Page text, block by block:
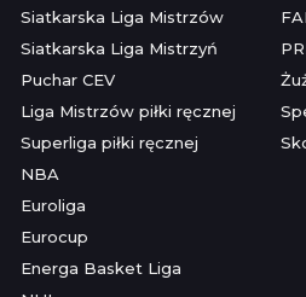
Siatkarska Liga Mistrzów
Siatkarska Liga Mistrzyń
Puchar CEV
Liga Mistrzów piłki ręcznej
Superliga piłki ręcznej
NBA
Euroliga
Eurocup
Energa Basket Liga